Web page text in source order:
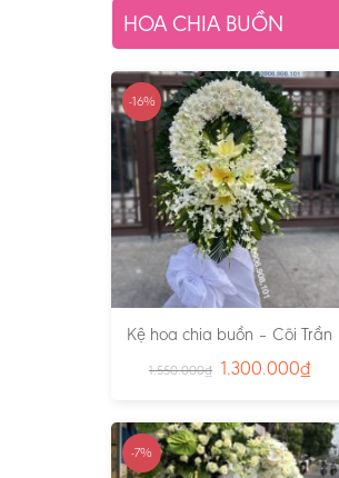
HOA CHIA BUỒN
-16%
Kệ hoa chia buồn – Cõi Trần
1.550.000₫ 1.300.000₫
-7%